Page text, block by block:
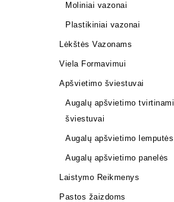
Moliniai vazonai
Plastikiniai vazonai
Lėkštės Vazonams
Viela Formavimui
Apšvietimo šviestuvai
Augalų apšvietimo tvirtinami
šviestuvai
Augalų apšvietimo lemputės
Augalų apšvietimo panelės
Laistymo Reikmenys
Pastos žaizdoms